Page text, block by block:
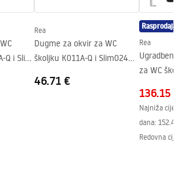
vijaka
Da, bijela
Q i Slim
Rea
Dugme za okvir za WC
školjku K011A-Q i Slim024N
46.71 €
Rasprodaja
Rea
Ugradbeni
za WC
136.15 €
Najniža cijena
dana: 152.44 €
Redovna cijena